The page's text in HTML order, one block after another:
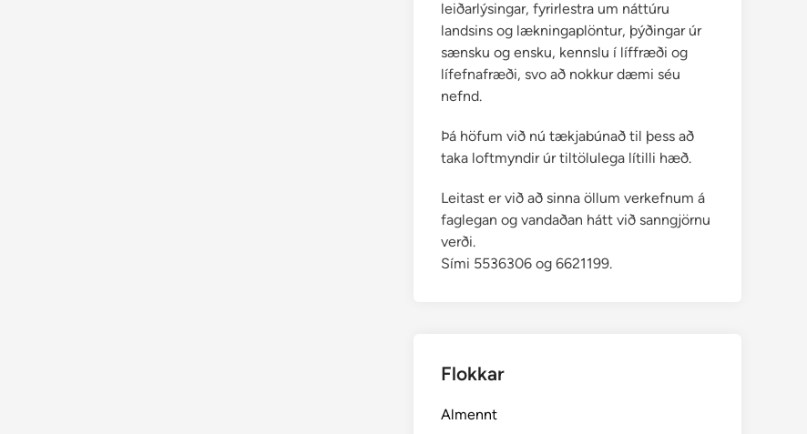
leiðarlýsingar, fyrirlestra um náttúru
landsins og lækningaplöntur, þýðingar úr
sænsku og ensku, kennslu í líffræði og
lífefnafræði, svo að nokkur dæmi séu
nefnd.
Þá höfum við nú tækjabúnað til þess að
taka loftmyndir úr tiltölulega lítilli hæð.
Leitast er við að sinna öllum verkefnum á
faglegan og vandaðan hátt við sanngjörnu
verði.
Sími 5536306 og 6621199.
Flokkar
Almennt